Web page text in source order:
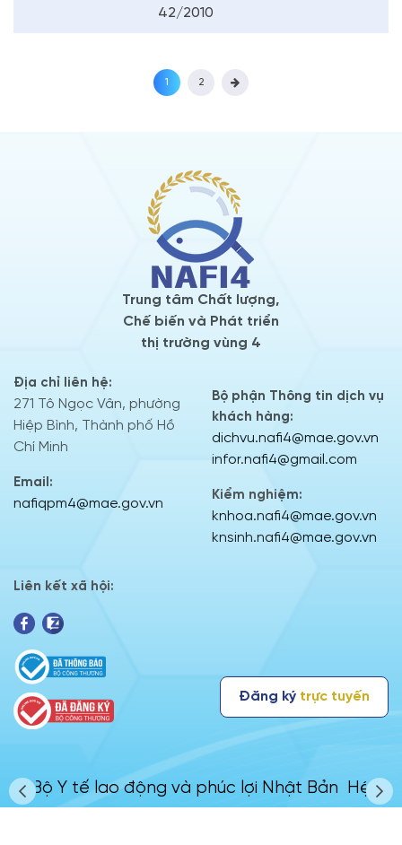
42/2010
1 2
Trung tâm Chất lượng,
Chế biến và Phát triển
thị trường vùng 4
Địa chỉ liên hệ:
271 Tô Ngọc Vân, phường
Hiệp Bình, Thành phố Hồ
Chí Minh
Email:
nafiqpm4@mae.gov.vn
Bộ phận Thông tin dịch vụ
khách hàng:
dichvu.nafi4@mae.gov.vn
infor.nafi4@gmail.com
Kiểm nghiệm:
knhoa.nafi4@mae.gov.vn
knsinh.nafi4@mae.gov.vn
Liên kết xã hội:
Bộ Y tế lao động và phúc lợi Nhật Bản Hệ
Đăng ký trực tuyến